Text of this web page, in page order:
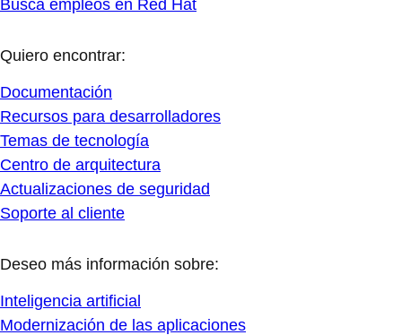
Busca empleos en Red Hat
Quiero encontrar:
Documentación
Recursos para desarrolladores
Temas de tecnología
Centro de arquitectura
Actualizaciones de seguridad
Soporte al cliente
Deseo más información sobre:
Inteligencia artificial
Modernización de las aplicaciones